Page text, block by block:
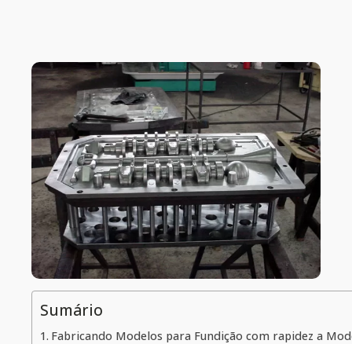
Sumário
Fabricando Modelos para Fundição com rapidez a